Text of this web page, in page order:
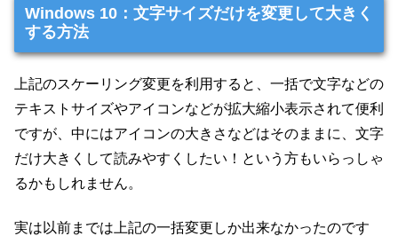
Windows 10：文字サイズだけを変更して大きく
する方法
上記のスケーリング変更を利用すると、一括で文字などの
テキストサイズやアイコンなどが拡大縮小表示されて便利
ですが、中にはアイコンの大きさなどはそのままに、文字
だけ大きくして読みやすくしたい！という方もいらっしゃ
るかもしれません。
実は以前までは上記の一括変更しか出来なかったのです